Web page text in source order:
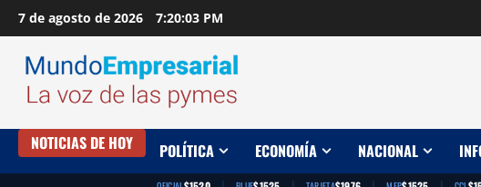
Saltar
al
contenido
7 de agosto de 2026 7:20:04 PM
NOTICIAS DE HOY POLÍTICA ECONOMÍA NACIONAL